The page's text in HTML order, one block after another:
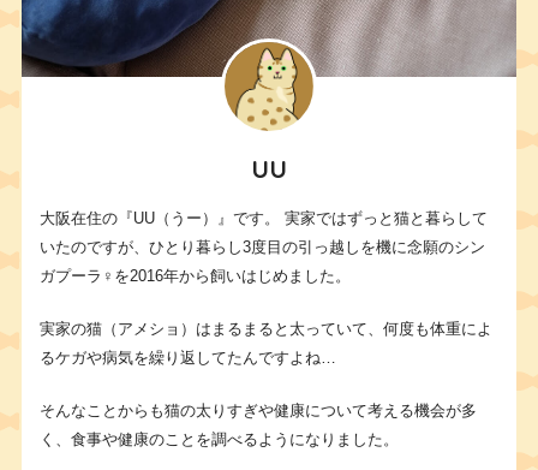
UU
大阪在住の『UU（うー）』です。 実家ではずっと猫と暮らして
いたのですが、ひとり暮らし3度目の引っ越しを機に念願のシン
ガプーラ♀を2016年から飼いはじめました。
実家の猫（アメショ）はまるまると太っていて、何度も体重によ
るケガや病気を繰り返してたんですよね…
そんなことからも猫の太りすぎや健康について考える機会が多
く、食事や健康のことを調べるようになりました。